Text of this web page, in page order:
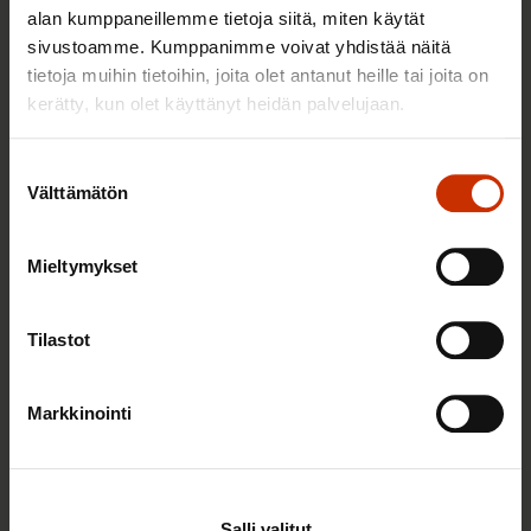
alan kumppaneillemme tietoja siitä, miten käytät
sivustoamme. Kumppanimme voivat yhdistää näitä
tietoja muihin tietoihin, joita olet antanut heille tai joita on
kerätty, kun olet käyttänyt heidän palvelujaan.
valinta
Välttämätön
Mieltymykset
Tilastot
Markkinointi
Hulkko Arto
Lehtonen Mika
Paajanen Jorma
Sutinen Jyrki
Rakennusliitto
Harlamow Ari
Kyytsönen Anne-Marie